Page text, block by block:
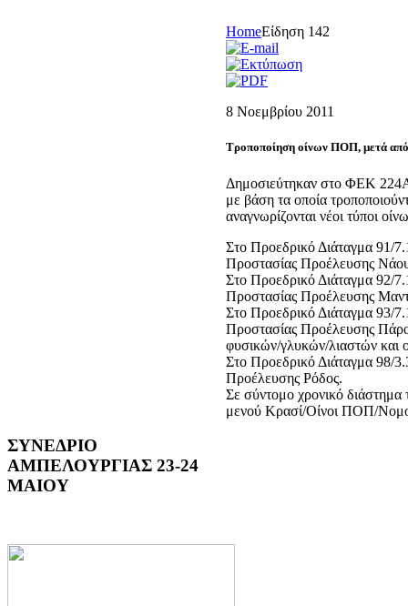
HomeΕίδηση 142
8 Νοεμβρίου 2011
Τροποποίηση οίνων ΠΟΠ, μετά
Δημοσιεύτηκαν στο ΦΕΚ
με βάση τα οποία
αναγνωρίζονται νέοι τύποι
Στο Προεδρικό Διάταγμα 91/
Προστασίας Προέλευσης
Στο Προεδρικό Διάταγμα 92/
Προστασίας Προέλευσης
Στο Προεδρικό Διάταγμα 93/
Προστασίας Προέλευσης
φυσικών/γλυκών/λιαστών και
Στο Προεδρικό Διάταγμα 98/
Προέλευσης Ρόδος.
Σε σύντομο χρονικό
μενού Κρασί/Οίνοι ΠΟΠ/
ΣΥΝΕΔΡΙΟ
ΑΜΠΕΛΟΥΡΓΙΑΣ 23-24
ΜΑΙΟΥ